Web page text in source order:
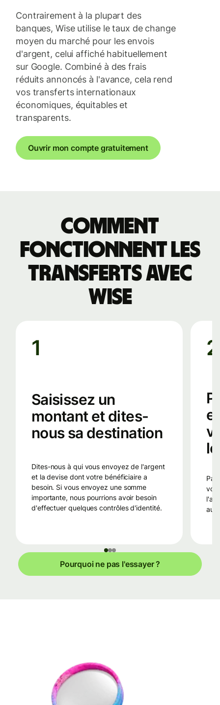
Contrairement à la plupart des
banques, Wise utilise le taux de change
moyen du marché pour les envois
d'argent, celui affiché habituellement
sur Google. Combiné à des frais
réduits annoncés à l'avance, cela rend
vos transferts internationaux
économiques, équitables et
transparents.
Ouvrir mon compte gratuitement
Comment
fonctionnent les
transferts avec
Wise
1
Saisissez un
montant et dites-
nous sa destination
Dites-nous à qui vous envoyez de l'argent
et la devise dont votre bénéficiaire a
besoin. Si vous envoyez une somme
importante, nous pourrions avoir besoin
d'effectuer quelques contrôles d'identité.
2
Payez vers le compte local de Wise dans
au
Pourquoi ne pas l'essayer ?